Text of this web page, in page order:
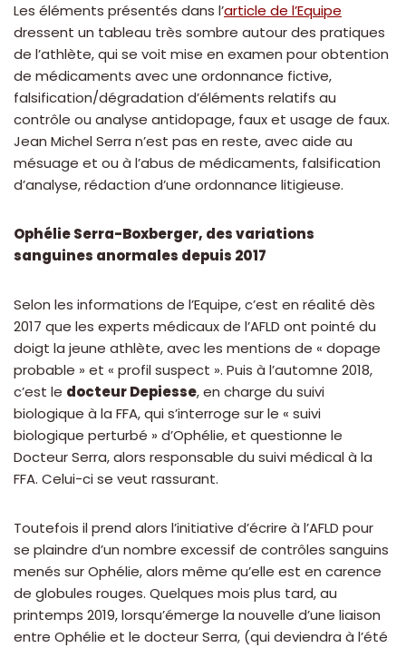
Les éléments présentés dans l’article de l’Equipe
dressent un tableau très sombre autour des pratiques
de l’athlète, qui se voit mise en examen pour obtention
de médicaments avec une ordonnance fictive,
falsification/dégradation d’éléments relatifs au
contrôle ou analyse antidopage, faux et usage de faux.
Jean Michel Serra n’est pas en reste, avec aide au
mésuage et ou à l’abus de médicaments, falsification
d’analyse, rédaction d’une ordonnance litigieuse.
Ophélie Serra-Boxberger, des variations
sanguines anormales depuis 2017
Selon les informations de l’Equipe, c’est en réalité dès
2017 que les experts médicaux de l’AFLD ont pointé du
doigt la jeune athlète, avec les mentions de « dopage
probable » et « profil suspect ». Puis à l’automne 2018,
c’est le docteur Depiesse, en charge du suivi
biologique à la FFA, qui s’interroge sur le « suivi
biologique perturbé » d’Ophélie, et questionne le
Docteur Serra, alors responsable du suivi médical à la
FFA. Celui-ci se veut rassurant.
Toutefois il prend alors l’initiative d’écrire à l’AFLD pour
se plaindre d’un nombre excessif de contrôles sanguins
menés sur Ophélie, alors même qu’elle est en carence
de globules rouges. Quelques mois plus tard, au
printemps 2019, lorsqu’émerge la nouvelle d’une liaison
entre Ophélie et le docteur Serra, (qui deviendra à l’été